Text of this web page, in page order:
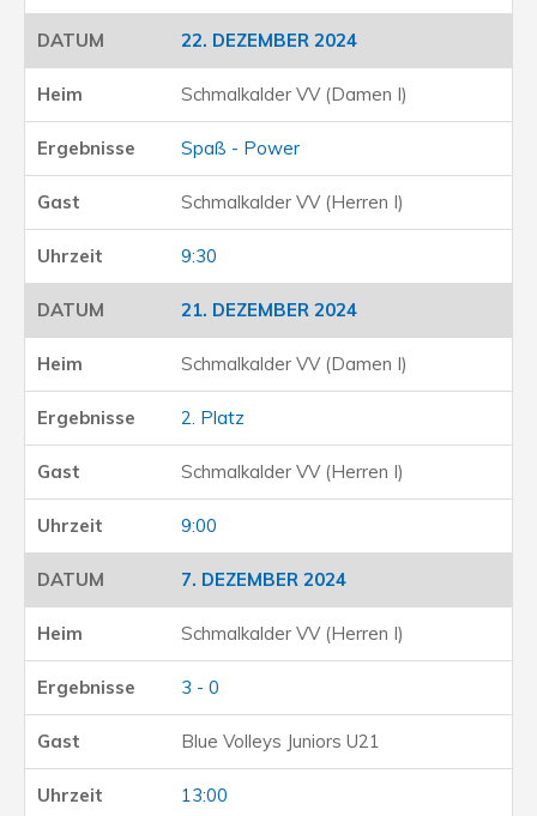
22. DEZEMBER 2024
Schmalkalder VV (Damen I)
Spaß - Power
Schmalkalder VV (Herren I)
9:30
21. DEZEMBER 2024
Schmalkalder VV (Damen I)
2. Platz
Schmalkalder VV (Herren I)
9:00
7. DEZEMBER 2024
Schmalkalder VV (Herren I)
3 - 0
Blue Volleys Juniors U21
13:00